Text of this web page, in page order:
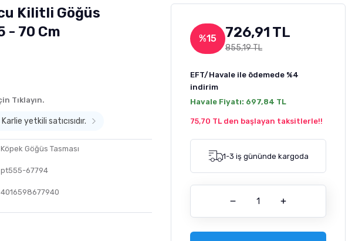
Kilitli Göğüs
- 70 Cm
Tıklayın.
yetkili satıcısıdır.
Köpek Göğüs Tasması
pt555-67794
4016598677940
%15 726,91 TL
855,19 TL
EFT/Havale ile ödemede %4
indirim
Havale Fiyatı: 697,84 TL
75,70 TL den başlayan taksitlerle!!
1-3 iş gününde kargoda